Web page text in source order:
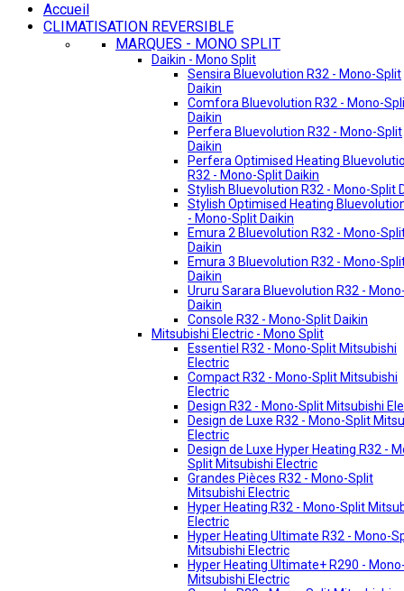
Accueil
CLIMATISATION REVERSIBLE
MARQUES - MONO SPLIT
Daikin - Mono Split
Sensira Bluevolution R32 - Mono-Split
Daikin
Comfora Bluevolution R32 - Mono-
Daikin
Perfera Bluevolution R32 - Mono-Split
Daikin
Perfera Optimised Heating
R32 - Mono-Split Daikin
Stylish Bluevolution R32 - Mono-Split
Stylish Optimised Heating
- Mono-Split Daikin
Emura 2 Bluevolution R32 - Mono-
Daikin
Emura 3 Bluevolution R32 - Mono-
Daikin
Ururu Sarara Bluevolution R32 -
Daikin
Console R32 - Mono-Split Daikin
Mitsubishi Electric - Mono Split
Essentiel R32 - Mono-Split Mitsubishi
Electric
Compact R32 - Mono-Split Mitsubishi
Electric
Design R32 - Mono-Split Mitsubishi
Design de Luxe R32 - Mono-Split
Electric
Design de Luxe Hyper Heating R32 -
Split Mitsubishi Electric
Grandes Pièces R32 - Mono-Split
Mitsubishi Electric
Hyper Heating R32 - Mono-Split
Electric
Hyper Heating Ultimate R32 - Mono-
Mitsubishi Electric
Hyper Heating Ultimate+ R290 -
Mitsubishi Electric